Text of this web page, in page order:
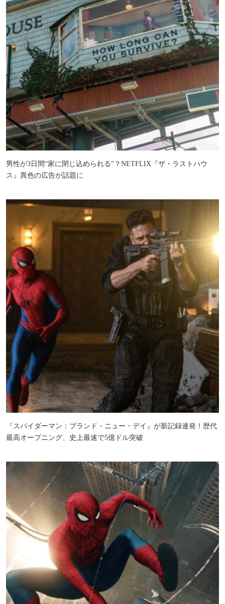
男性が3日間“家に閉じ込められる”？NETFLIX『ザ・ラストハウ
ス』異色の広告が話題に
『スパイダーマン：ブランド・ニュー・デイ』が新記録連発！歴代
最高オープニング、史上最速で5億ドル突破